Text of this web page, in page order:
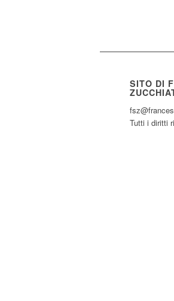
SITO DI
Tutti i diritti